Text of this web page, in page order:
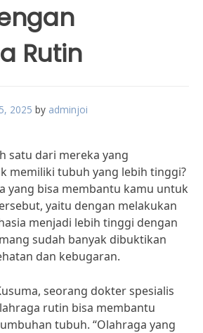
Rutin
2025 by adminjoi
satu dari mereka yang
memiliki tubuh yang lebih tinggi?
yang bisa membantu kamu untuk
yaitu dengan melakukan
menjadi lebih tinggi dengan
sudah banyak dibuktikan
dan kebugaran.
seorang dokter spesialis
rutin bisa membantu
tubuh. “Olahraga yang